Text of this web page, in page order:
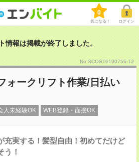
0
気になる！ ログイン
情報は掲載が終了しました。
No.SCOST6190756-T2
ォークリフト作業/日払い
人未経験OK WEB登録・面接OK
充実する！髪型自由！初めてだけど
う！